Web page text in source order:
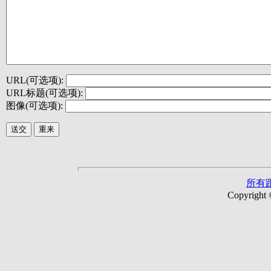
URL(可选项):
URL标题(可选项):
图像(可选项):
所有
Copyright